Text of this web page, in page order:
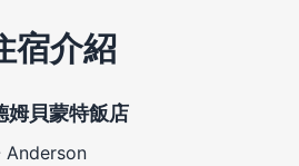
宿介紹
姆貝蒙特飯店
Anderson